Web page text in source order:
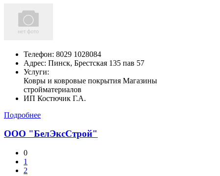
Телефон: 8029 1028084
Адрес: Пинск, Брестская 135 пав 57
Услуги:
Ковры и ковровые покрытия Магазины
стройматериалов
ИП Костючик Г.А.
Подробнее
ООО "БелЭксСтрой"
0
1
2